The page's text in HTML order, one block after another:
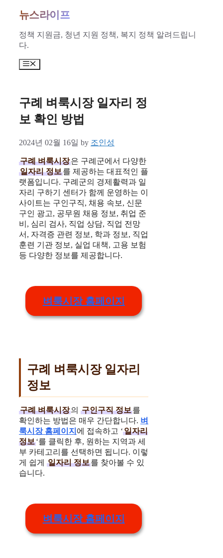
content
뉴스라이프
정책 지원금, 청년 지원 정책, 복지 정책 알려드립니
다.
Menu
구례 벼룩시장 일자리 정
보 확인 방법
2024년 02월 16일 by 조인성
구례 벼룩시장은 구례군에서 다양한
일자리 정보를 제공하는 대표적인 플
랫폼입니다. 구례군의 경제활력과 일
자리 구하기 센터가 함께 운영하는 이
사이트는 구인구직, 채용 속보, 신문
구인 광고, 공무원 채용 정보, 취업 준
비, 심리 검사, 직업 상담, 직업 전망
서, 자격증 관련 정보, 학과 정보, 직업
훈련 기관 정보, 실업 대책, 고용 보험
등 다양한 정보를 제공합니다.
벼룩시장 홈페이지
구례 벼룩시장 일자리
정보
구례 벼룩시장의 구인구직 정보를
확인하는 방법은 매우 간단합니다. 벼
룩시장 홈페이지 에 접속하고 ‘일자리
정보‘를 클릭한 후, 원하는 지역과 세
부 카테고리를 선택하면 됩니다. 이렇
게 쉽게
일자리 정보를 찾아볼 수 있
습니다.
벼룩시장 홈페이지